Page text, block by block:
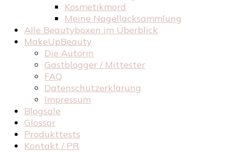
Kosmetikmord
Meine Nagellacksammlung
Alle Beautyboxen im Überblick
MakeUpBeauty
Die Autorin
Gastblogger / Mittester
FAQ
Datenschutzerklärung
Impressum
Blogsale
Glossar
Produkttests
Kontakt / PR